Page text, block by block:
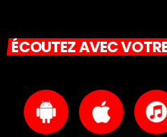
ÉCOUTEZ AVEC